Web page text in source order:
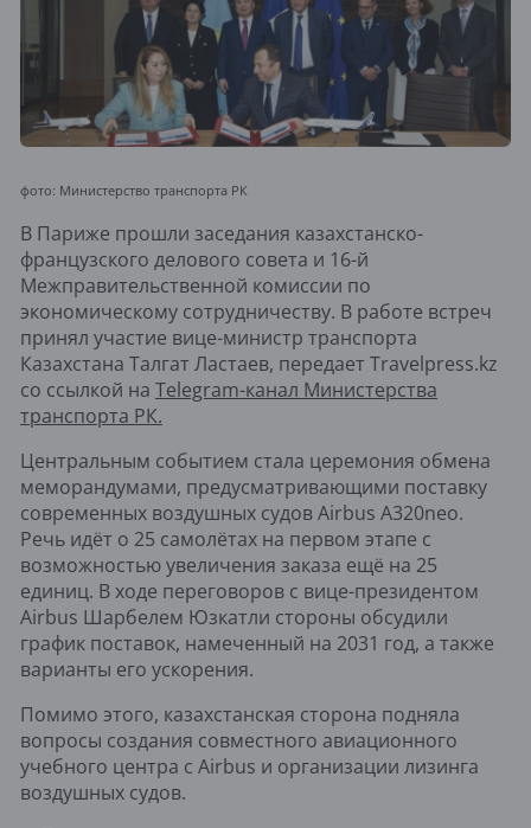
фото: Министерство транспорта РК
В Париже прошли заседания казахстанско-
французского делового совета и 16-й
Межправительственной комиссии по
экономическому сотрудничеству. В работе встреч
принял участие вице-министр транспорта
Казахстана Талгат Ластаев, передает Travelpress.kz
со ссылкой на Telegram-канал Министерства
транспорта РК.
Центральным событием стала церемония обмена
меморандумами, предусматривающими поставку
современных воздушных судов Airbus A320neo.
Речь идёт о 25 самолётах на первом этапе с
возможностью увеличения заказа ещё на 25
единиц. В ходе переговоров с вице-президентом
Airbus Шарбелем Юзкатли стороны обсудили
график поставок, намеченный на 2031 год, а также
варианты его ускорения.
Помимо этого, казахстанская сторона подняла
вопросы создания совместного авиационного
учебного центра с Airbus и организации лизинга
воздушных судов.